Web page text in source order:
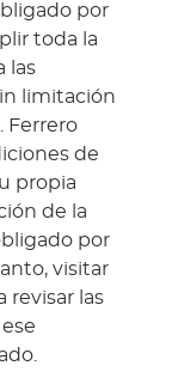
por
toda la
las
limitación
Ferrero
de
propia
de la
por
visitar
revisar las